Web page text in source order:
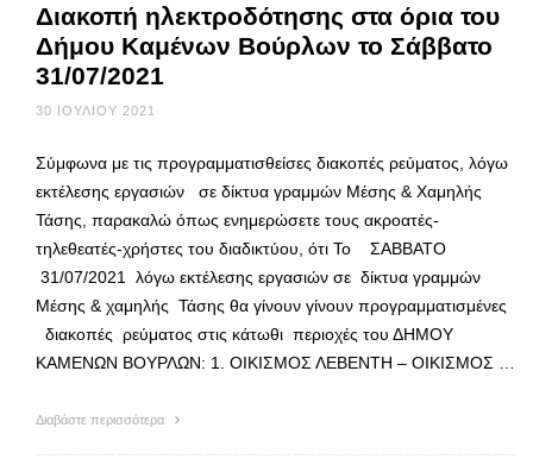
Διακοπή ηλεκτροδότησης στα όρια του
Δήμου Καμένων Βούρλων το Σάββατο
31/07/2021
30 ΙΟΥΛΊΟΥ 2021
Σύμφωνα με τις προγραμματισθείσες διακοπές ρεύματος, λόγω
εκτέλεσης εργασιών σε δίκτυα γραμμών Μέσης & Χαμηλής
Τάσης, παρακαλώ όπως ενημερώσετε τους ακροατές-
τηλεθεατές-χρήστες του διαδικτύου, ότι Το ΣΑΒΒΑΤΟ
31/07/2021 λόγω εκτέλεσης εργασιών σε δίκτυα γραμμών
Μέσης & χαμηλής Τάσης θα γίνουν γίνουν προγραμματισμένες
διακοπές ρεύματος στις κάτωθι περιοχές του ΔΗΜΟΥ
ΚΑΜΕΝΩΝ ΒΟΥΡΛΩΝ: 1. OΙΚΙΣΜΟΣ ΛΕΒΕΝΤΗ – ΟΙΚΙΣΜΟΣ …
Διαβάστε περισσότερα